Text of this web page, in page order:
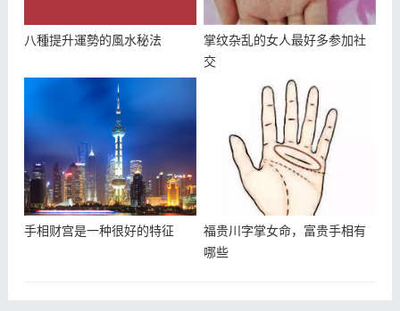
八種提升運勢的風水秘法
掌纹杂乱的女人最好多参加社
交
手相财宫是一种很好的特征
福贵川字掌女命，富贵手相有
哪些